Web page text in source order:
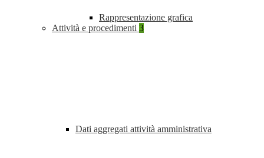
Rappresentazione grafica
Attività e procedimenti 3
Dati aggregati attività amministrativa